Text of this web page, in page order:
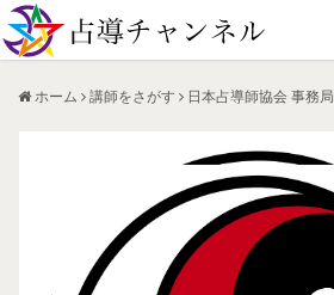
ホーム 講師をさがす 日本占導師協会 事務局